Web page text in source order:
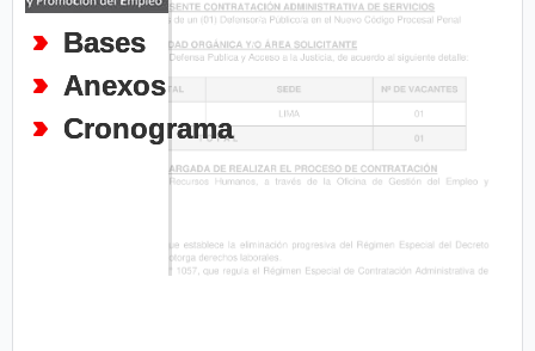
Bases
Anexos
Cronograma